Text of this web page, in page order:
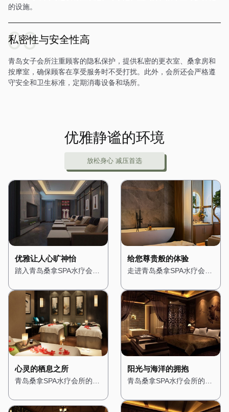
的设施。
私密性与安全性高
青岛女子会所注重顾客的隐私保护，提供私密的更衣室、桑拿房和
按摩室，确保顾客在享受服务时不受打扰。此外，会所还会严格遵
守安全和卫生标准，定期消毒设备和场所。
优雅静谧的环境
放松身心 减压首选
优雅让人心旷神怡
踏入青岛桑拿SPA水疗会
绿洲。会所位于城市的中心
地带，却巧妙地隔绝了外界
的喧嚣。一进门，便被满眼
的绿植所吸引，仿佛置身于
热带雨林之中。墙壁上爬满
了青藤，空气中弥漫着淡淡
的薰衣草香，让人心旷神
怡。 会所的装修风格融合
了自然与现代元素，木质的
光，营造出一种温馨而宁静
给您尊贵般的体验
走进青岛桑拿SPA水疗会
宫殿。从大门开始，便能感
受到浓浓的贵族气息。高挑
的天花板上悬挂着华丽的水
晶吊灯，散发出柔和而璀璨
的光芒。墙壁上装饰着精美
的壁画，描绘着古罗马的神
话故事，让人仿佛穿越时
空。 会所的装修风格融合
了古典与现代元素，大理石
益彰，展现出极致的奢华
心灵的栖息之所
青岛桑拿SPA水疗会所的设
在为顾客提供一个心灵的栖
阳光与海洋的拥抱
青岛桑拿SPA水疗会所的设
仿佛置身于阳光明媚的海边